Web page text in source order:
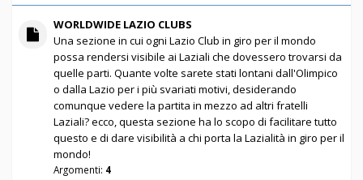
WORLDWIDE LAZIO CLUBS
Una sezione in cui ogni Lazio Club in giro per il mondo
possa rendersi visibile ai Laziali che dovessero trovarsi da
quelle parti. Quante volte sarete stati lontani dall'Olimpico
o dalla Lazio per i più svariati motivi, desiderando
comunque vedere la partita in mezzo ad altri fratelli
Laziali? ecco, questa sezione ha lo scopo di facilitare tutto
questo e di dare visibilità a chi porta la Lazialità in giro per il
mondo!
Argomenti: 4